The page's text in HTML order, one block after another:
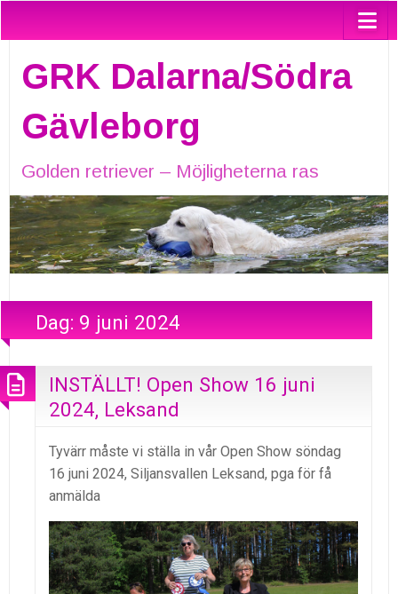
GRK Dalarna/Södra
Gävleborg
Golden retriever – Möjligheterna ras
Dag: 9 juni 2024
INSTÄLLT! Open Show 16 juni
2024, Leksand
Tyvärr måste vi ställa in vår Open Show söndag
16 juni 2024, Siljansvallen Leksand, pga för få
anmälda